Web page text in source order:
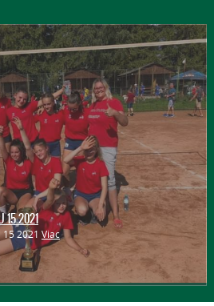
sa ho naučiť? Máš 8 až 11 rokov alebo
sa príď pozrieť a povedz to aj svojim
2021
15 2021 Viac